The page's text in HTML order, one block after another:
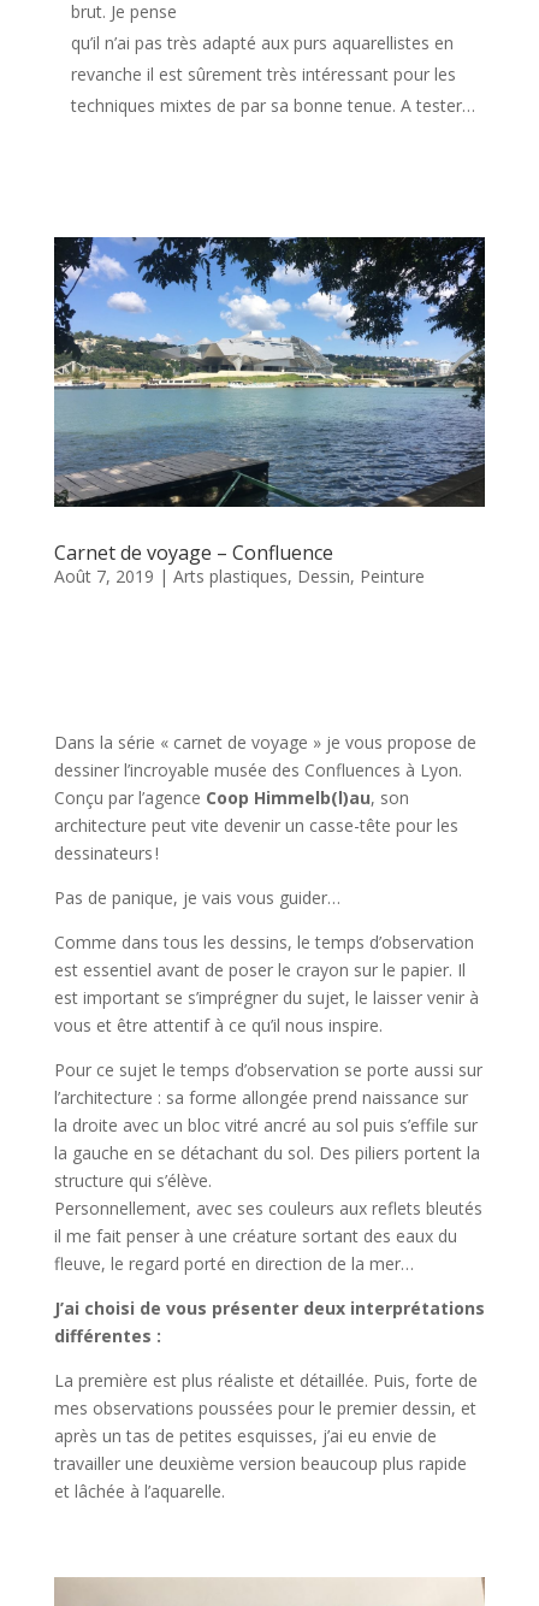
brut. Je pense
qu’il n’ai pas très adapté aux purs aquarellistes en
revanche il est sûrement très intéressant pour les
techniques mixtes de par sa bonne tenue. A tester…
Carnet de voyage – Confluence
Août 7, 2019 | Arts plastiques, Dessin, Peinture
Dans la série « carnet de voyage » je vous propose de
dessiner l’incroyable musée des Confluences à Lyon.
Conçu par l’agence Coop Himmelb(l)au, son
architecture peut vite devenir un casse-tête pour les
dessinateurs !
Pas de panique, je vais vous guider…
Comme dans tous les dessins, le temps d’observation
est essentiel avant de poser le crayon sur le papier. Il
est important se s’imprégner du sujet, le laisser venir à
vous et être attentif à ce qu’il nous inspire.
Pour ce sujet le temps d’observation se porte aussi sur
l’architecture : sa forme allongée prend naissance sur
la droite avec un bloc vitré ancré au sol puis s’effile sur
la gauche en se détachant du sol. Des piliers portent la
structure qui s’élève.
Personnellement, avec ses couleurs aux reflets bleutés
il me fait penser à une créature sortant des eaux du
fleuve, le regard porté en direction de la mer…
J’ai choisi de vous présenter deux interprétations
différentes :
La première est plus réaliste et détaillée. Puis, forte de
mes observations poussées pour le premier dessin, et
après un tas de petites esquisses, j’ai eu envie de
travailler une deuxième version beaucoup plus rapide
et lâchée à l’aquarelle.